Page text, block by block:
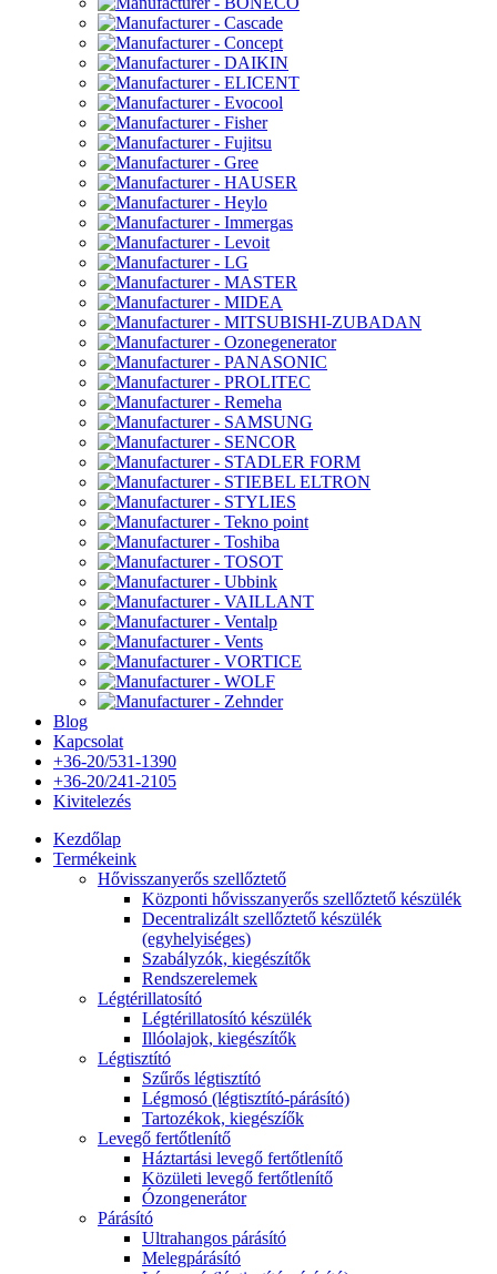
Blog
Kapcsolat
+36-20/531-1390
+36-20/241-2105
Kivitelezés
Kezdőlap
Termékeink
Hővisszanyerős szellőztető
Központi hővisszanyerős szellőztető készülék
Decentralizált szellőztető készülék
(egyhelyiséges)
Szabályzók, kiegészítők
Rendszerelemek
Légtérillatosító
Légtérillatosító készülék
Illóolajok, kiegészítők
Légtisztító
Szűrős légtisztító
Légmosó (légtisztító-párásító)
Tartozékok, kiegészíők
Levegő fertőtlenítő
Háztartási levegő fertőtlenítő
Közületi levegő fertőtlenítő
Ózongenerátor
Párásító
Ultrahangos párásító
Melegpárásító